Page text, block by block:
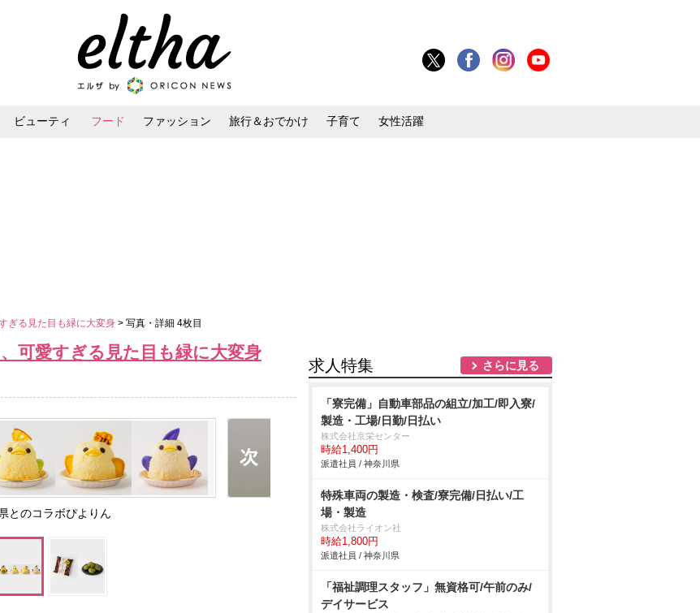
ビューティ フード ファッション 旅行＆おでかけ 子育て 女性活躍
ぎる見た目も緑に大変身 > 写真・詳細 4枚目
可愛すぎる見た目も緑に大変身
とのコラボぴよりん
求人特集 さらに見る
「寮完備」自動車部品の組立/加工/即入寮/
製造・工場/日勤/日払い
株式会社京栄センター
時給1,400円
派遣社員 / 神奈川県
特殊車両の製造・検査/寮完備/日払い/工
場・製造
株式会社ライオン社
時給1,800円
派遣社員 / 神奈川県
「福祉調理スタッフ」無資格可/午前のみ/
デイサービス